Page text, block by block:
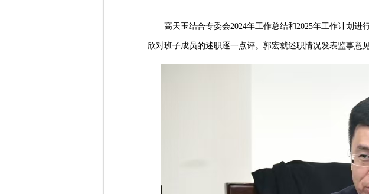
高天玉结合专委会2024年工作总结和2025年工作计划
欣对班子成员的述职逐一点评。郭宏就述职情况发表监事意见